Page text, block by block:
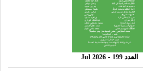
العدد 199 - 2026 Jul